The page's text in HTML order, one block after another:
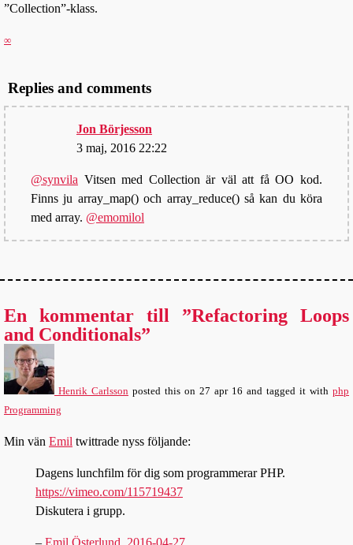
”Collection”-klass.
∞
Replies and comments
Jon Börjesson
3 maj, 2016 22:22
@synvila Vitsen med Collection är väl att få OO kod.
Finns ju array_map() och array_reduce() så kan du köra
med array. @emomilol
En kommentar till ”Refactoring Loops
and Conditionals”
Henrik Carlsson posted this on 27 apr 16 and tagged it with php
Programming
Min vän Emil twittrade nyss följande:
Dagens lunchfilm för dig som programmerar PHP.
https://vimeo.com/115719437
Diskutera i grupp.
– Emil Österlund, 2016-04-27